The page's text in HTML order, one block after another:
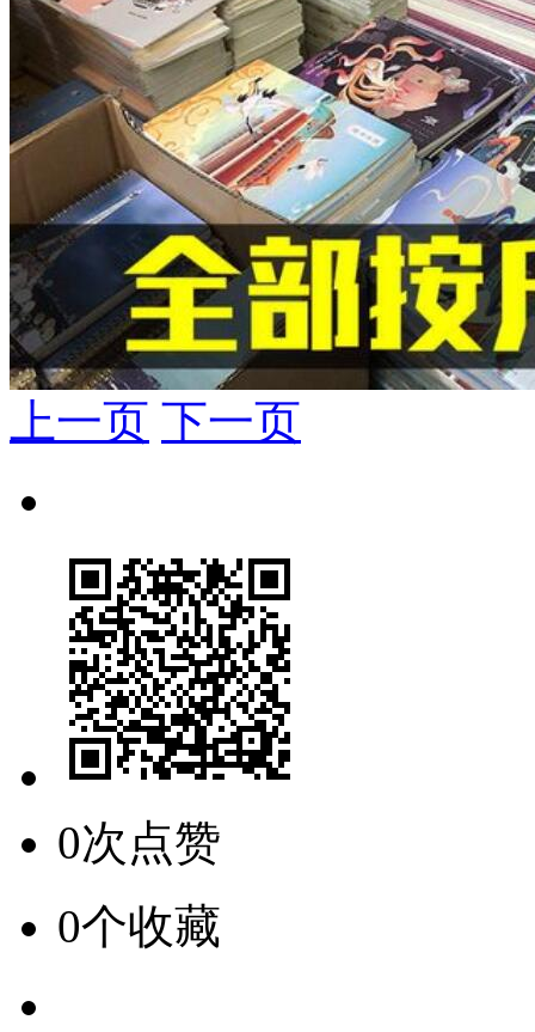
上一页 下一页
0次点赞
0个收藏